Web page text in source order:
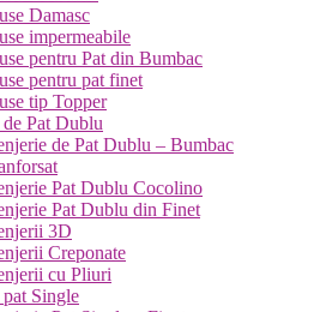
Damasc
impermeabile
pentru Pat din Bumbac
pentru pat finet
tip Topper
Pat Dublu
de Pat Dublu – Bumbac
Pat Dublu Cocolino
Pat Dublu din Finet
3D
Creponate
cu Pliuri
Single